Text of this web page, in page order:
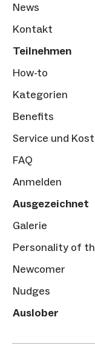
News
Kontakt
Teilnehmen
How-to
Kategorien
Benefits
Service und
FAQ
Anmelden
Ausgezeichnet
Galerie
Personality of
Newcomer
Nudges
Auslober